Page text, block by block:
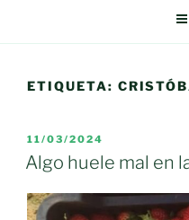
ETIQUETA:
PUBLICADO
EL
11/03/2024
Algo huele mal en